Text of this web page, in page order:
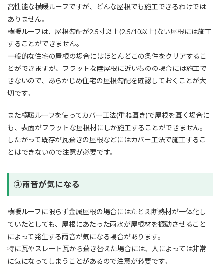
高性能な横暖ルーフですが、どんな屋根でも施工できるわけでは
ありません。
横暖ルーフは、屋根勾配が2.5寸以上(2.5/10以上)ない屋根には施工
することができません。
一般的な住宅の屋根の場合にはほとんどこの条件をクリアするこ
とができますが、フラットな陸屋根に近いものの場合には施工で
きないので、あらかじめ住宅の屋根勾配を確認しておくことが大
切です。
また横暖ルーフを使ってカバー工法(重ね葺き)で屋根を葺く場合に
も、表面がフラットな屋根材にしか施工することができません。
したがって既存が瓦葺きの屋根などにはカバー工法で施工するこ
とはできないので注意が必要です。
➂雨音が気になる
横暖ルーフに限らず金属屋根の場合にはたとえ断熱材が一体化し
ていたとしても、屋根にあたった雨水が屋根材を振動させること
によって発生する雨音が気になる場合があります。
特に瓦やスレート瓦から葺き替えた場合には、人によっては非常
に気になってしまうことがあるので注意が必要です。